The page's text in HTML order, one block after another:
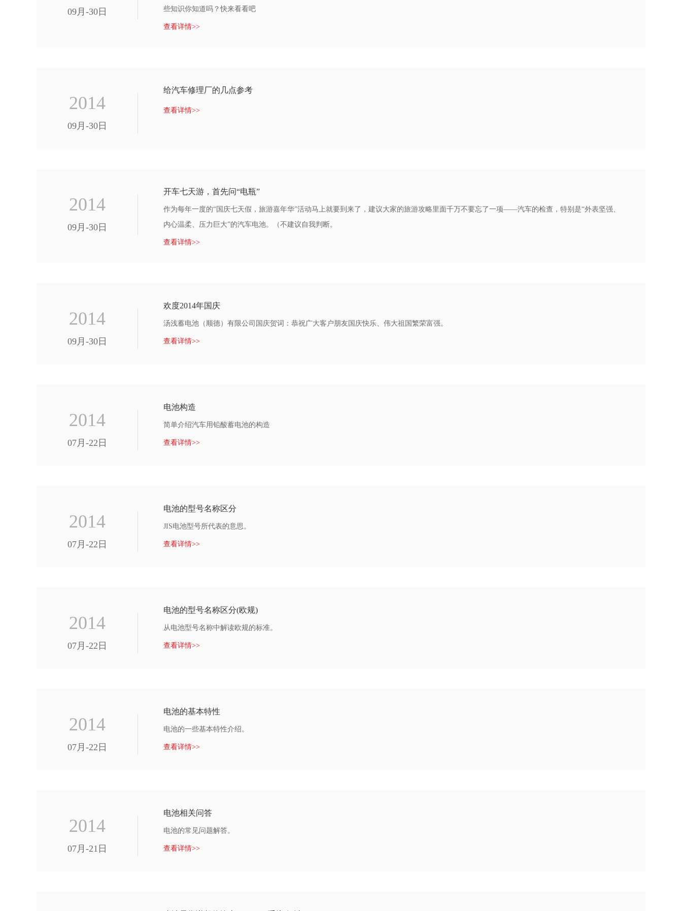
09月-30日
些知识你知道吗？快来看看吧
查看详情>>
2014
09月-30日
给汽车修理厂的几点参考
查看详情>>
2014
09月-30日
开车七天游，首先问“电瓶”
作为每年一度的“国庆七天假，旅游嘉年华”活动马上就要到来了，建议大家的旅游攻略里面千万不要忘了一项——汽车的检查，特别是“外表坚强、
内心温柔、压力巨大”的汽车电池。（不建议自我判断。
查看详情>>
2014
09月-30日
欢度2014年国庆
汤浅蓄电池（顺德）有限公司国庆贺词：恭祝广大客户朋友国庆快乐、伟大祖国繁荣富强。
查看详情>>
2014
07月-22日
电池构造
简单介绍汽车用铅酸蓄电池的构造
查看详情>>
2014
07月-22日
电池的型号名称区分
JIS电池型号所代表的意思。
查看详情>>
2014
07月-22日
电池的型号名称区分(欧规)
从电池型号名称中解读欧规的标准。
查看详情>>
2014
07月-22日
电池的基本特性
电池的一些基本特性介绍。
查看详情>>
2014
07月-21日
电池相关问答
电池的常见问题解答。
查看详情>>